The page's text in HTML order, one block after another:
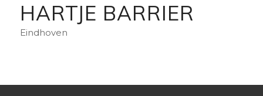
HARTJE BARRIER
Eindhoven